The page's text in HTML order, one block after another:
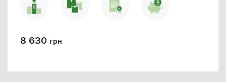
8 630 грн